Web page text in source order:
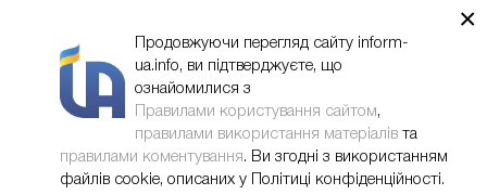
×
Продовжуючи перегляд сайту inform-
ua.info, ви підтверджуєте, що
ознайомилися з
Правилами користування сайтом,
правилами використання матеріалів та
правилами коментування. Ви згодні з використанням
файлів cookie, описаних у Політиці конфіденційності.